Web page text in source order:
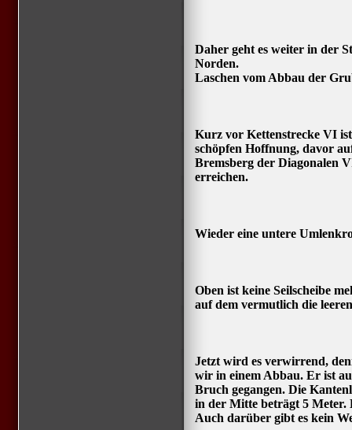
Daher geht es weiter in der
Norden.
Laschen vom Abbau der
Kurz vor Kettenstrecke VI
schöpfen Hoffnung, davor
Bremsberg der Diagonalen
erreichen.
Wieder eine untere
Oben ist keine Seilscheibe
auf dem vermutlich die
Jetzt wird es verwirrend,
wir in einem Abbau. Er ist
Bruch gegangen. Die
in der Mitte beträgt 5 Meter.
Auch darüber gibt es kein